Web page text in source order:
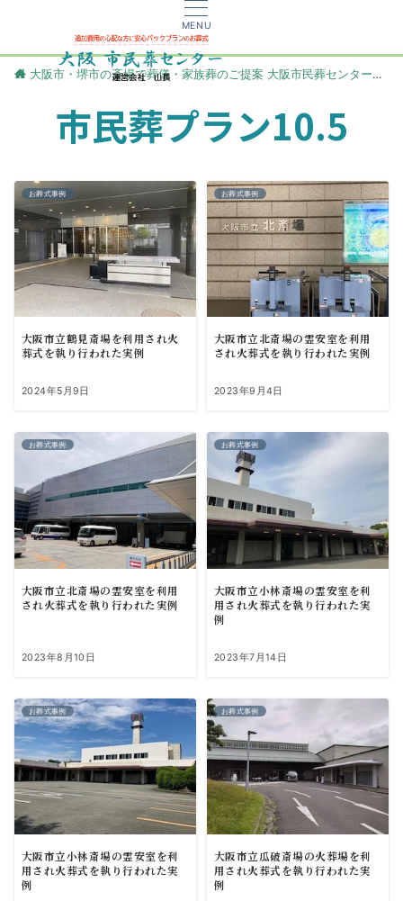
MENU
大阪市・堺市の斎場で葬儀・家族葬のご提案 大阪市民葬センター
市民葬プラン10.5
お葬式事例
大阪市立鶴見斎場を利用され火
葬式を執り行われた実例
2024年5月9日
お葬式事例
大阪市立北斎場の霊安室を利用
され火葬式を執り行われた実例
2023年9月4日
お葬式事例
大阪市立北斎場の霊安室を利用
され火葬式を執り行われた実例
2023年8月10日
お葬式事例
大阪市立小林斎場の霊安室を利
用され火葬式を執り行われた実
例
2023年7月14日
お葬式事例
大阪市立小林斎場の霊安室を利
用され火葬式を執り行われた実
例
お葬式事例
大阪市立瓜破斎場の火葬場を利
用され火葬式を執り行われた実
例